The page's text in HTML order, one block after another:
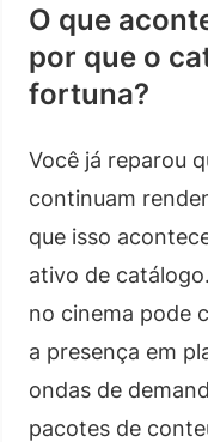
O que
por que o
fortuna?
Você já reparou
continuam
que isso
ativo de
no cinema pode
a presença em
ondas de
pacotes de